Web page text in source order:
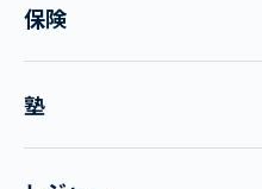
保険
塾